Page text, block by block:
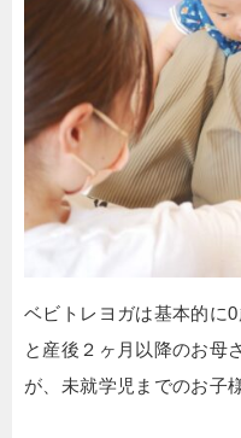
ベビトレヨガは基本的に
と産後２ヶ月以降のお母
が、未就学児までのお子